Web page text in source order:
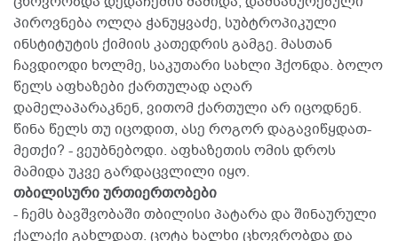
პიროვნება ოლღა ჭანუყვაძე, სუბტროპიკული
ინსტიტუტის ქიმიის კათედრის გამგე. მასთან
ჩავდიოდი ხოლმე, საკუთარი სახლი ჰქონდა. ბოლო
წელს აფხაზები ქართულად აღარ
დამელაპარაკნენ, ვითომ ქართული არ იცოდნენ.
წინა წელს თუ იცოდით, ასე როგორ დაგავიწყდათ-
მეთქი? - ვეუბნებოდი. აფხაზეთის ომის დროს
მამიდა უკვე გარდაცვლილი იყო.
თბილისური ურთიერთობები
- ჩემს ბავშვობაში თბილისი პატარა და შინაურული
ქალაქი გახლდათ. ცოტა ხალხი ცხოვრობდა და